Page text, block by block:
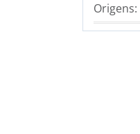
Origens: